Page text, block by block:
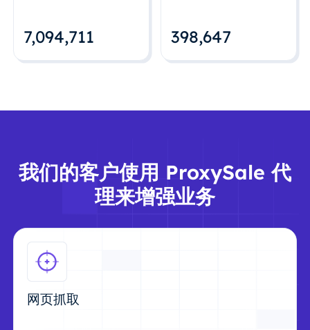
7,094,712 398,648
我们的客户使用 ProxySale 代
理来增强业务
网页抓取